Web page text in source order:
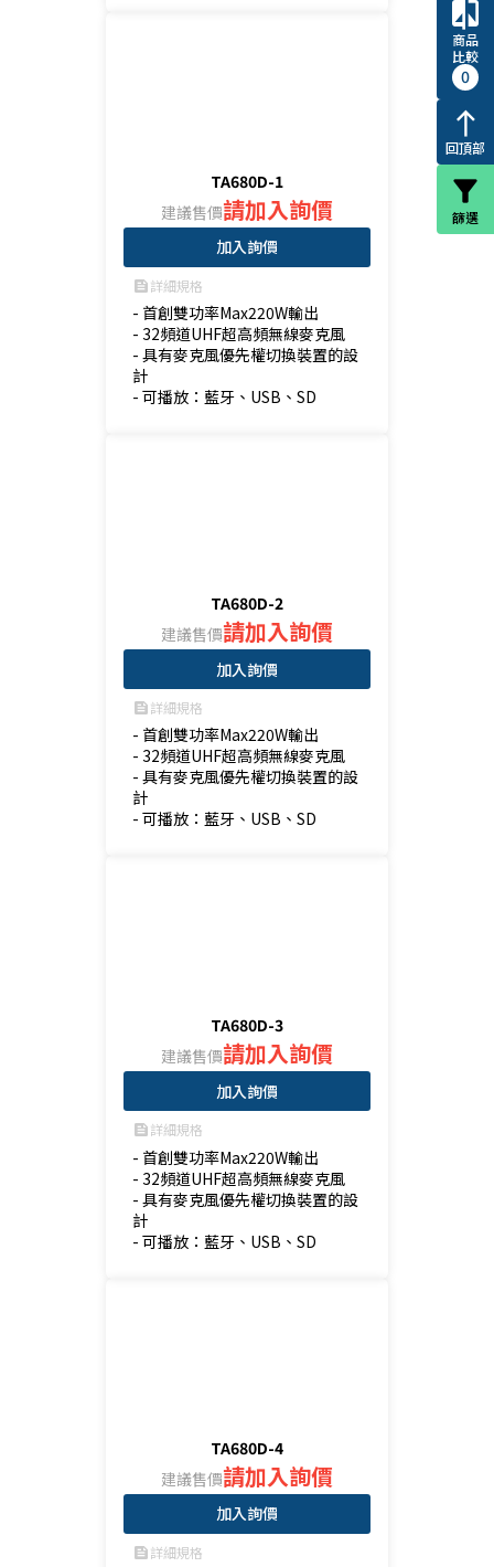
TA680D-1
建議售價請加入詢價
加入詢價
feed詳細規格
- 首創雙功率Max220W輸出
- 32頻道UHF超高頻無線麥克風
- 具有麥克風優先權切換裝置的設
計
- 可播放：藍牙、USB、SD
TA680D-2
建議售價請加入詢價
加入詢價
feed詳細規格
- 首創雙功率Max220W輸出
- 32頻道UHF超高頻無線麥克風
- 具有麥克風優先權切換裝置的設
計
- 可播放：藍牙、USB、SD
TA680D-3
建議售價請加入詢價
加入詢價
feed詳細規格
- 首創雙功率Max220W輸出
- 32頻道UHF超高頻無線麥克風
- 具有麥克風優先權切換裝置的設
計
- 可播放：藍牙、USB、SD
TA680D-4
建議售價請加入詢價
加入詢價
feed詳細規格
compare
商品
比較
0
north
回頂部
filter_alt
篩選